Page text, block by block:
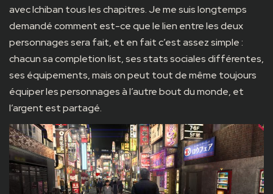
avec Ichiban tous les chapitres. Je me suis longtemps
demandé comment est-ce que le lien entre les deux
personnages sera fait, et en fait c’est assez simple :
chacun sa completion list, ses stats sociales différentes,
ses équipements, mais on peut tout de même toujours
équiper les personnages à l’autre bout du monde, et
l’argent est partagé.